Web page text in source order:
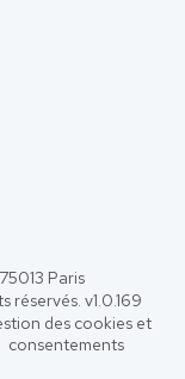
Paris
réservés. v1.0.169
des cookies et
consentements